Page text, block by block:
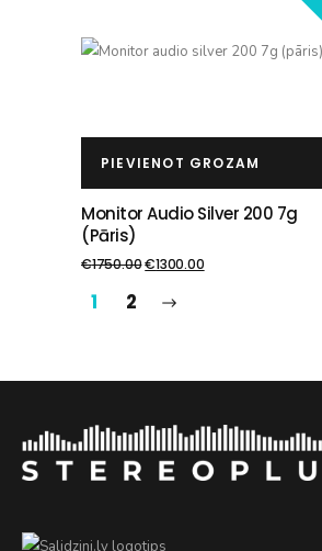
PIEVIENOT GROZAM
Monitor Audio Silver 200 7g
(pāris)
€1750.00€1300.00
1 2